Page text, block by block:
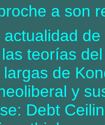
a son
actualidad
teorías
de
y
Debt